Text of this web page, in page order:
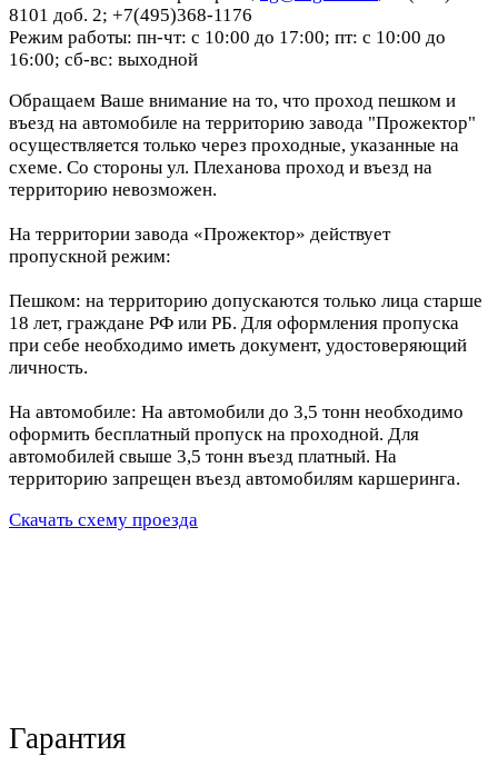
8101 доб. 2; +7(495)368-1176
Режим работы: пн-чт: с 10:00 до 17:00; пт: с 10:00 до
16:00; сб-вс: выходной
Обращаем Ваше внимание на то, что проход пешком и
въезд на автомобиле на территорию завода "Прожектор"
осуществляется только через проходные, указанные на
схеме. Со стороны ул. Плеханова проход и въезд на
территорию невозможен.
На территории завода «Прожектор» действует
пропускной режим:
Пешком: на территорию допускаются только лица старше
18 лет, граждане РФ или РБ. Для оформления пропуска
при себе необходимо иметь документ, удостоверяющий
личность.
На автомобиле: На автомобили до 3,5 тонн необходимо
оформить бесплатный пропуск на проходной. Для
автомобилей свыше 3,5 тонн въезд платный. На
территорию запрещен въезд автомобилям каршеринга.
Скачать схему проезда
Гарантия